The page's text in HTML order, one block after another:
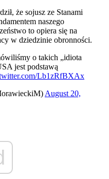
że sojusz ze Stanami
naszego
to opiera się na
w dziedzinie obronności.
o takich „idiota
jest podstawą
Lb1zRfBXAx
August 20,